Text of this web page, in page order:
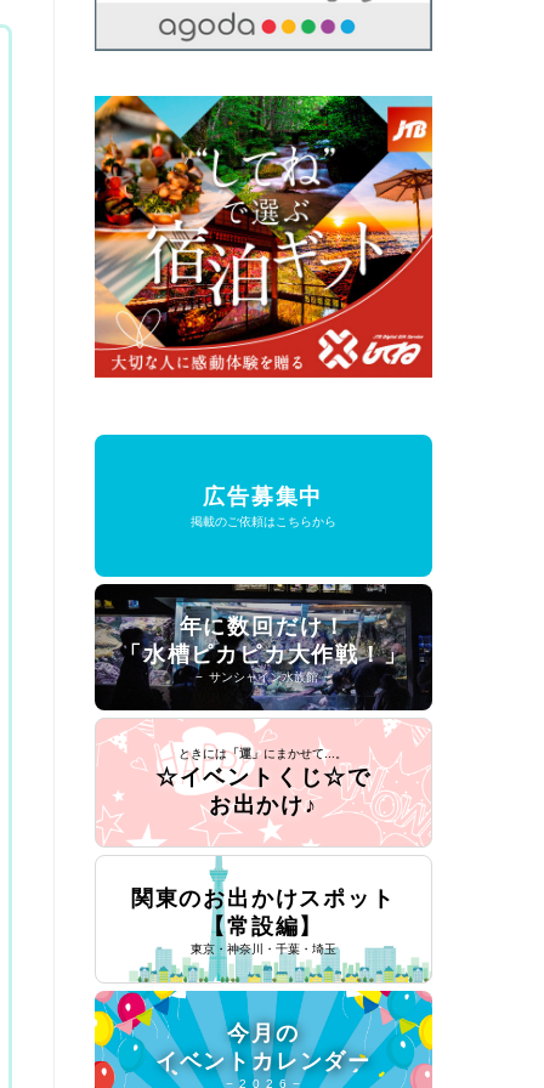
広告募集中
掲載のご依頼はこちらから
年に数回だけ！
「水槽ピカピカ大作戦！」
− サンシャイン水族館 −
ときには「運」 にまかせて...。
☆イベントくじ☆で
お出かけ♪
関東のお出かけスポット
【常設編】
東京・神奈川・千葉・埼玉
今月の
イベントカレンダー
− 2 0 2 6 −